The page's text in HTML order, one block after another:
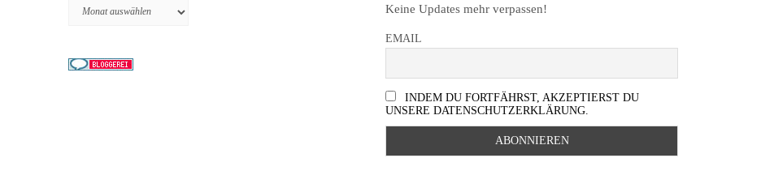
Archiv Keine Updates mehr verpassen!
EMAIL
INDEM DU FORTFÄHRST, AKZEPTIERST DU
UNSERE DATENSCHUTZERKLÄRUNG.